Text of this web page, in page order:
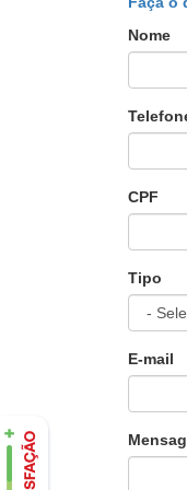
Nome
CPF
Tipo
E-mail